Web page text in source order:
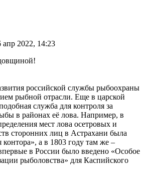
апр 2022, 14:23
российской службы рыбоохраны
рыбной отрасли. Еще в царской
служба для контроля за
в районах её лова. Например, в
мест лова осетровых и
сторонних лиц в Астрахани была
а в 1803 году там же –
в России было введено «Особое
рыболовства» для Каспийского